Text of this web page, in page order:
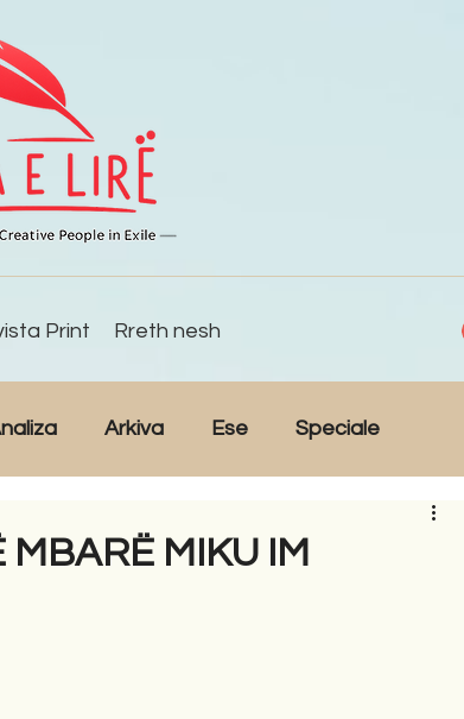
Print Rreth nesh
Arkiva Ese Speciale
MBARË MIKU IM